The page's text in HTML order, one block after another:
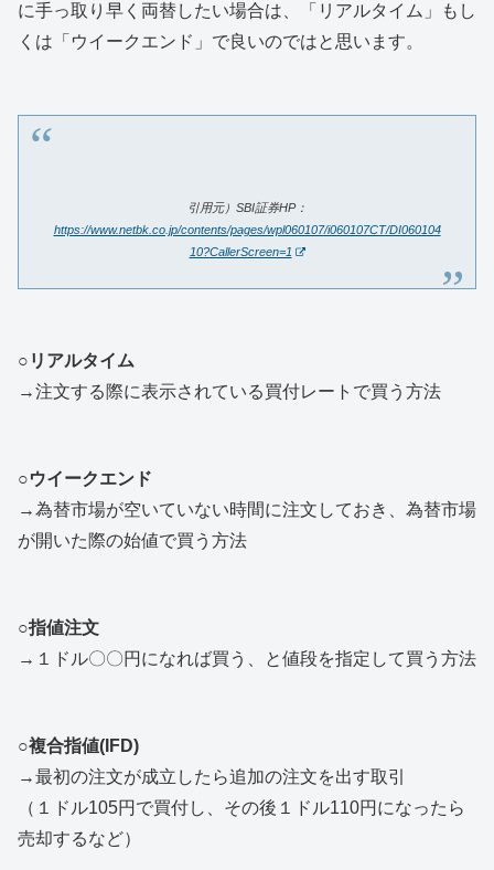
に手っ取り早く両替したい場合は、「リアルタイム」もし
くは「ウイークエンド」で良いのではと思います。
引用元）SBI証券HP：
https://www.netbk.co.jp/contents/pages/wpl060107/i060107CT/DI060104
10?CallerScreen=1
○リアルタイム
→注文する際に表示されている買付レートで買う方法
○ウイークエンド
→為替市場が空いていない時間に注文しておき、為替市場
が開いた際の始値で買う方法
○指値注文
→１ドル〇〇円になれば買う、と値段を指定して買う方法
○複合指値(IFD)
→最初の注文が成立したら追加の注文を出す取引
（１ドル105円で買付し、その後１ドル110円になったら
売却するなど）